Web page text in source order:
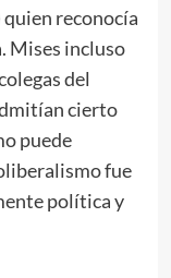
quien reconocía
Mises incluso
del
cierto
puede
fue
política y